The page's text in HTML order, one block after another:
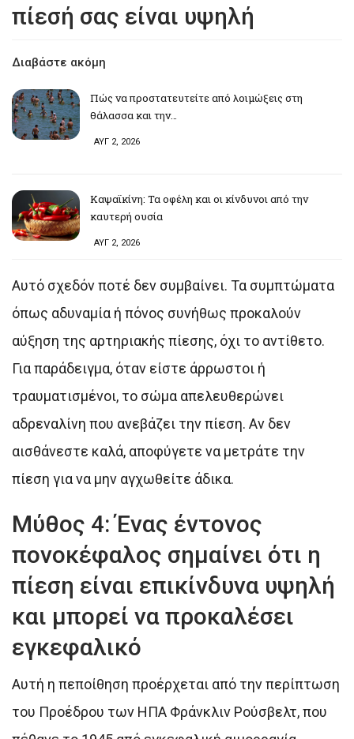
πίεσή σας είναι υψηλή
Διαβάστε ακόμη
Πώς να προστατευτείτε από λοιμώξεις στη
θάλασσα και την…
ΑΥΓ 2, 2026
Καψαϊκίνη: Τα οφέλη και οι κίνδυνοι από την
καυτερή ουσία
ΑΥΓ 2, 2026
Αυτό σχεδόν ποτέ δεν συμβαίνει. Τα συμπτώματα
όπως αδυναμία ή πόνος συνήθως προκαλούν
αύξηση της αρτηριακής πίεσης, όχι το αντίθετο.
Για παράδειγμα, όταν είστε άρρωστοι ή
τραυματισμένοι, το σώμα απελευθερώνει
αδρεναλίνη που ανεβάζει την πίεση. Αν δεν
αισθάνεστε καλά, αποφύγετε να μετράτε την
πίεση για να μην αγχωθείτε άδικα.
Μύθος 4: Ένας έντονος
πονοκέφαλος σημαίνει ότι η
πίεση είναι επικίνδυνα υψηλή
και μπορεί να προκαλέσει
εγκεφαλικό
Αυτή η πεποίθηση προέρχεται από την περίπτωση
του Προέδρου των ΗΠΑ Φράνκλιν Ρούσβελτ, που